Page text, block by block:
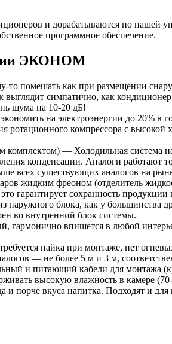
и дорабатываются по нашей
программное обеспечение.
ЭКОНОМ
помешать как при размещении
симпатично, как
шума на 10-20 дБ!
на электроэнергии до 20% в
ротационного компрессора с
— Холодильная система
конденсации. Аналоги работают
всех существующих аналогов на
жидким фреоном (отделитель
гарантирует сохранность продукции
наружного блока, как у
во внутренний блок системы.
гармонично впишется в любой
пайка при монтаже, нет
— не более 5 м и 3 м,
и питающий кабели для монтажа
высокую влажность в камере
порче вкуса напитка. Подходят и для